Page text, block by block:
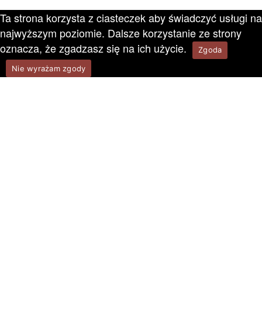
Ta strona korzysta z ciasteczek aby świadczyć usługi na
najwyższym poziomie. Dalsze korzystanie ze strony
oznacza, że zgadzasz się na ich użycie.
Zgoda
Nie wyrażam zgody